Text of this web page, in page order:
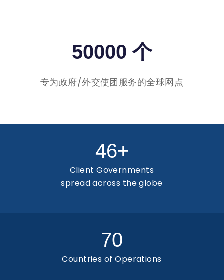
50000 个
专为政府/外交使团服务的全球网点
46+
Client Governments
spread across the globe
70
Countries of Operations